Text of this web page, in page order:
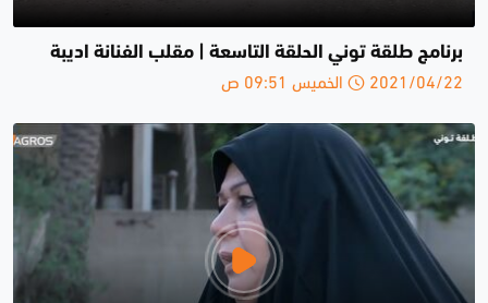
برنامج طلقة توني الحلقة التاسعة | مقلب الفنانة اديبة
2021/04/22 الخميس 09:51 ص